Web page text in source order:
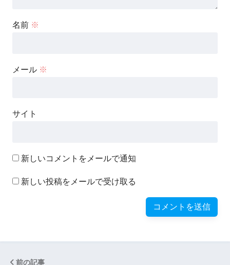
名前 ※
メール ※
サイト
新しいコメントをメールで通知
新しい投稿をメールで受け取る
前の記事